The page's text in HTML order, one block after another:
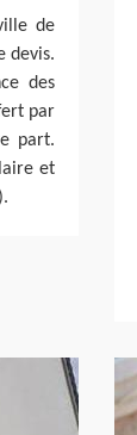
de
devis.
des
par
part.
et